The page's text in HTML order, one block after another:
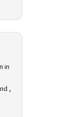
in
,